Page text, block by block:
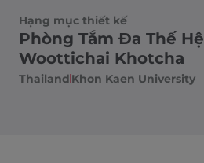
Hạng mục thiết kế
Phòng Tắm Đa Thế Hệ
Woottichai Khotcha
Thailand​ Khon Kaen University